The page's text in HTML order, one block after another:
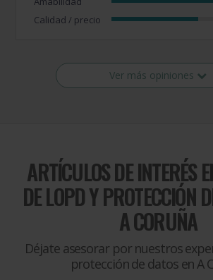
Calidad / precio
Ver más opiniones
ARTÍCULOS DE INTERÉS
DELOPD Y PROTECCIÓN
A CORUÑA
Déjate asesorar por nuestros
protección de datos en A